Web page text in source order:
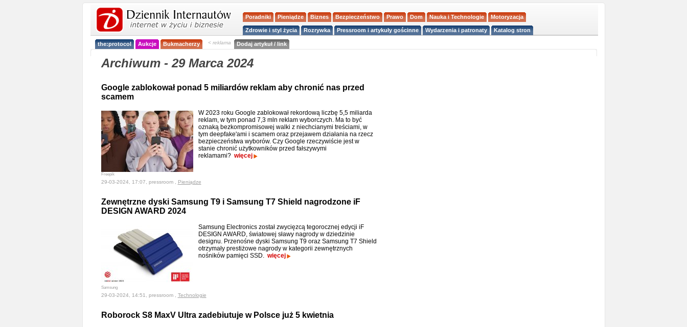
Poradniki Pieniądze Biznes Bezpieczeństwo Prawo Dom Nauka i Technologie Motoryzacja
Zdrowie i styl życia Rozrywka Pressroom i artykuły gościnne Wydarzenia i patronaty Katalog stron
the:protocol Aukcje Bukmacherzy < reklama Dodaj artykuł / link
Archiwum - 29 Marca 2024
Google zablokował ponad 5 miliardów reklam aby chronić nas przed
scamem
Freepik
W 2023 roku Google zablokował rekordową liczbę 5,5 miliarda
reklam, w tym ponad 7,3 mln reklam wyborczych. Ma to być
oznaką bezkompromisowej walki z niechcianymi treściami, w
tym deepfake'ami i scamem oraz przejawem działania na rzecz
bezpieczeństwa wyborów. Czy Google rzeczywiście jest w
stanie chronić użytkowników przed fałszywymi
reklamami? więcej
29-03-2024, 17:07, pressroom , Pieniądze
Zewnętrzne dyski Samsung T9 i Samsung T7 Shield nagrodzone iF
DESIGN AWARD 2024
Samsung
Samsung Electronics został zwycięzcą tegorocznej edycji iF
DESIGN AWARD, światowej sławy nagrody w dziedzinie
designu. Przenośne dyski Samsung T9 oraz Samsung T7 Shield
otrzymały prestiżowe nagrody w kategorii zewnętrznych
nośników pamięci SSD. więcej
29-03-2024, 14:51, pressroom , Technologie
Roborock S8 MaxV Ultra zadebiutuje w Polsce już 5 kwietnia